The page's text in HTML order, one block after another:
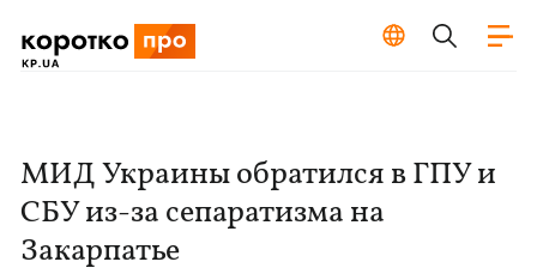
МИД Украины обратился в ГПУ и
СБУ из-за сепаратизма на
Закарпатье